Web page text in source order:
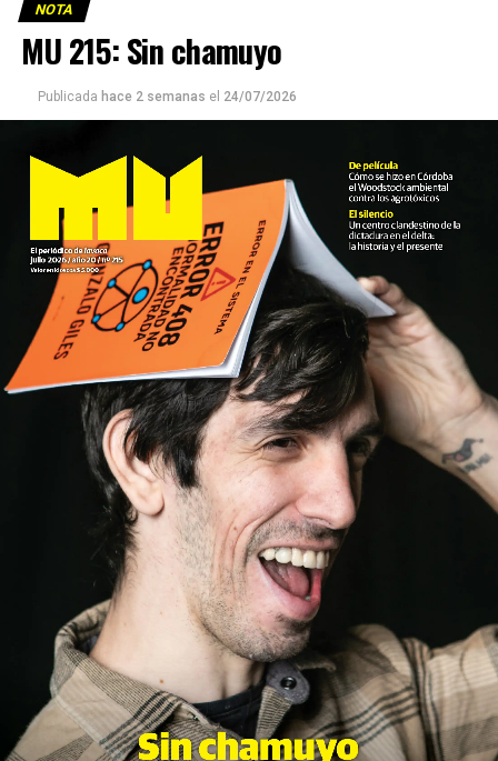
NOTA
MU 215: Sin chamuyo
Publicada hace 2 semanas el 24/07/2026